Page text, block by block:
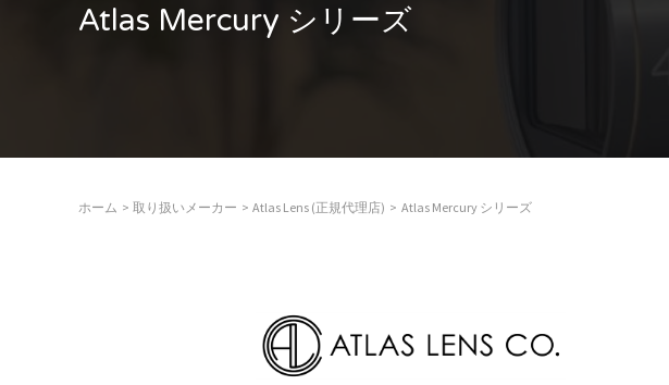
Atlas Mercury シリーズ
ホーム 取り扱いメーカー Atlas Lens (正規代理店) Atlas Mercury シリーズ